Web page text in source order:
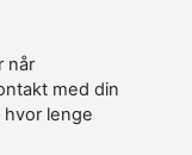
når
med din
hvor lenge